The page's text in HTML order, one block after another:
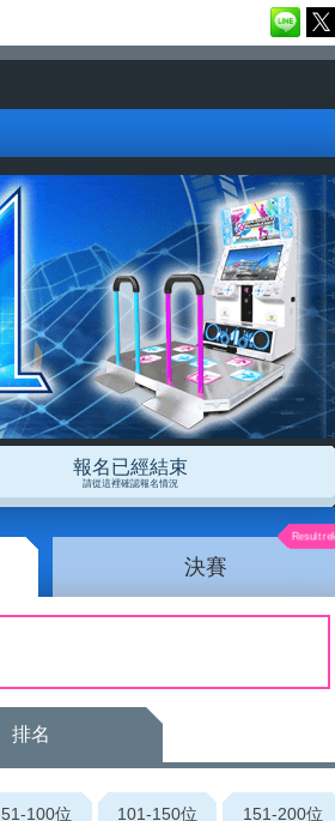
報名已經結束
請從這裡確認報名情況
決賽
排名
51-100位 101-150位 151-200位